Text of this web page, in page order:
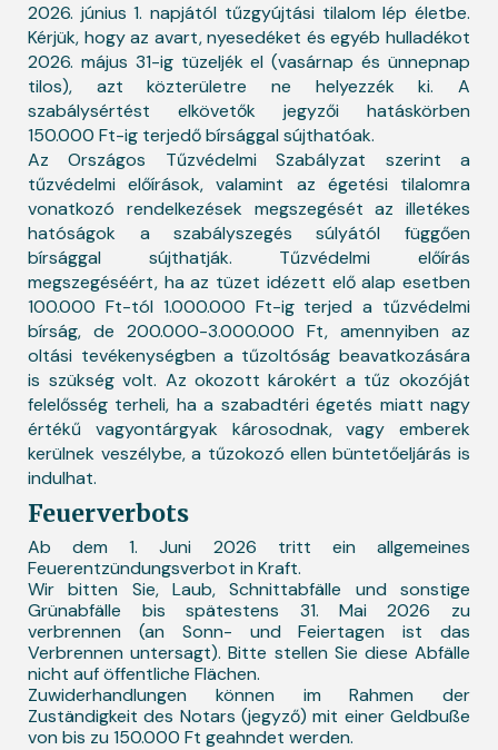
2026. június 1. napjától tűzgyújtási tilalom lép életbe.
Kérjük, hogy az avart, nyesedéket és egyéb hulladékot
2026. május 31-ig tüzeljék el (vasárnap és ünnepnap
tilos), azt közterületre ne helyezzék ki. A
szabálysértést elkövetők jegyzői hatáskörben
150.000 Ft-ig terjedő bírsággal sújthatóak.
Az Országos Tűzvédelmi Szabályzat szerint a
tűzvédelmi előírások, valamint az égetési tilalomra
vonatkozó rendelkezések megszegését az illetékes
hatóságok a szabályszegés súlyától függően
bírsággal sújthatják. Tűzvédelmi előírás
megszegéséért, ha az tüzet idézett elő alap esetben
100.000 Ft-tól 1.000.000 Ft-ig terjed a tűzvédelmi
bírság, de 200.000-3.000.000 Ft, amennyiben az
oltási tevékenységben a tűzoltóság beavatkozására
is szükség volt. Az okozott károkért a tűz okozóját
felelősség terheli, ha a szabadtéri égetés miatt nagy
értékű vagyontárgyak károsodnak, vagy emberek
kerülnek veszélybe, a tűzokozó ellen büntetőeljárás is
indulhat.
Feuerverbots
Ab dem 1. Juni 2026 tritt ein allgemeines
Feuerentzündungsverbot in Kraft.
Wir bitten Sie, Laub, Schnittabfälle und sonstige
Grünabfälle bis spätestens 31. Mai 2026 zu
verbrennen (an Sonn- und Feiertagen ist das
Verbrennen untersagt). Bitte stellen Sie diese Abfälle
nicht auf öffentliche Flächen.
Zuwiderhandlungen können im Rahmen der
Zuständigkeit des Notars (jegyző) mit einer Geldbuße
von bis zu 150.000 Ft geahndet werden.